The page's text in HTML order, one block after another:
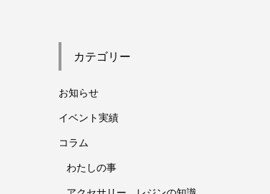
カテゴリー
お知らせ
イベント実績
コラム
わたしの事